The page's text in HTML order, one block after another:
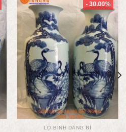
- 30.00%
LỘ BÌNH DÁNG BÍ